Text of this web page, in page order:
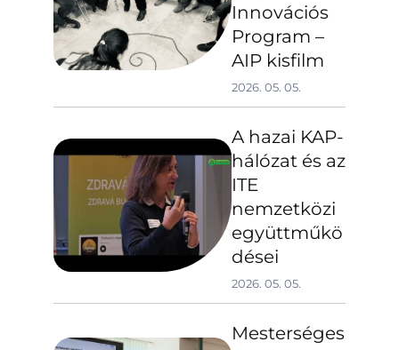
Innovációs
Program –
AIP kisfilm
2026. 05. 05.
A hazai KAP-
hálózat és az
ITE
nemzetközi
együttműkö
dései
2026. 05. 05.
Mesterséges